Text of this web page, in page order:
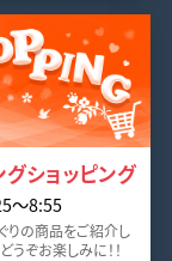
ショッピング
〜8:55
りの商品をご紹介し
うぞお楽しみに！！